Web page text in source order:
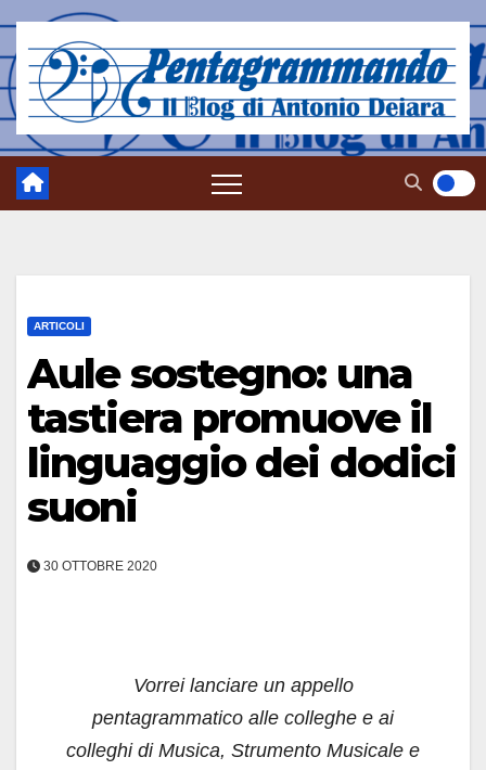
contenuto
ARTICOLI
Aule sostegno: una
tastiera promuove il
linguaggio dei dodici
suoni
30 OTTOBRE 2020
Vorrei lanciare un appello
pentagrammatico alle colleghe e ai
colleghi di Musica, Strumento Musicale e